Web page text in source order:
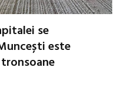
se
este